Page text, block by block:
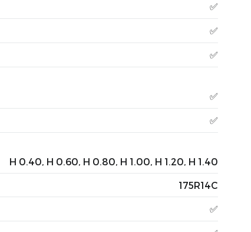
✅
✅
✅
✅
✅
H 0.40, H 0.60, H 0.80, H 1.00, H 1.20, H 1.40
175R14C
✅